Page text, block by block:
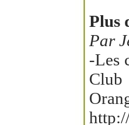
Plus
Par
-Les
Club